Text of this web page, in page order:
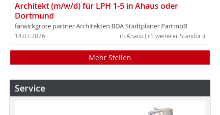
Architekt (m/w/d) für LPH 1-5 in Ahaus oder
Dortmund
farwickgrote partner Architekten BDA Stadtplaner PartmbB
in Ahaus (+1 weiterer Standort)
14.07.2026
Mehr Stellen
Service